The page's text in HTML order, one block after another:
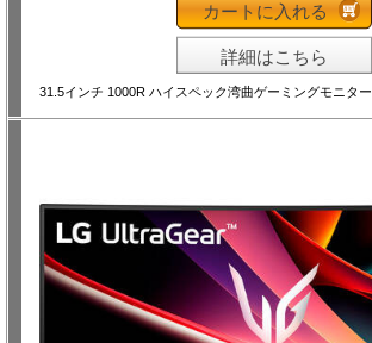
カートに入れる
詳細はこちら
31.5インチ 1000R ハイスペック湾曲ゲーミングモニター